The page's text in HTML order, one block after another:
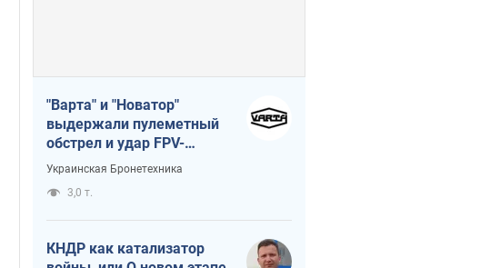
"Варта" и "Новатор"
выдержали пулеметный
обстрел и удар FPV-
дрона, сохранив жизнь
Украинская Бронетехника
3,0 т.
КНДР как катализатор